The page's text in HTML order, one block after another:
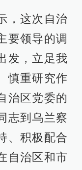
，这次自治
要领导的调
发，立足我
慎重研究作
治区党委的
志到乌兰察
、积极配合
自治区和市